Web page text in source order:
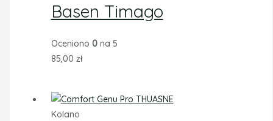
Basen Timago
Oceniono 0na 5
85,00 zł
Kolano